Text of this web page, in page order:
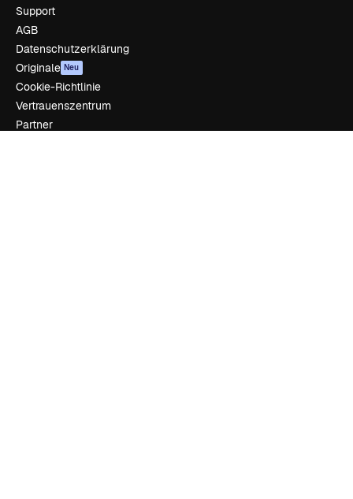
Support
AGB
Datenschutzerklärung
Originale Neu
Cookie-Richtlinie
Vertrauenszentrum
Partner